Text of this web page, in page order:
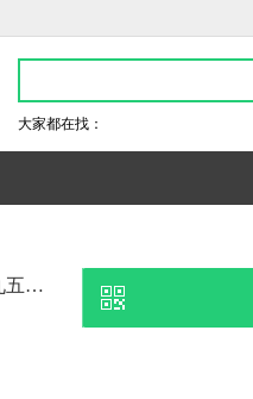
大家都在找：
近日权威机构透露,白马体育登录入口/官方网站/app下载-九五至尊2电子游戏官网